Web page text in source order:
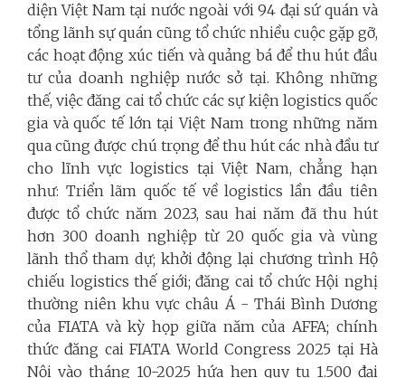
diện Việt Nam tại nước ngoài với 94 đại sứ quán và
tổng lãnh sự quán cũng tổ chức nhiều cuộc gặp gỡ,
các hoạt động xúc tiến và quảng bá để thu hút đầu
tư của doanh nghiệp nước sở tại. Không những
thế, việc đăng cai tổ chức các sự kiện logistics quốc
gia và quốc tế lớn tại Việt Nam trong những năm
qua cũng được chú trọng để thu hút các nhà đầu tư
cho lĩnh vực logistics tại Việt Nam, chẳng hạn
như: Triển lãm quốc tế về logistics lần đầu tiên
được tổ chức năm 2023, sau hai năm đã thu hút
hơn 300 doanh nghiệp từ 20 quốc gia và vùng
lãnh thổ tham dự; khởi động lại chương trình Hộ
chiếu logistics thế giới; đăng cai tổ chức Hội nghị
thường niên khu vực châu Á - Thái Bình Dương
của FIATA và kỳ họp giữa năm của AFFA; chính
thức đăng cai FIATA World Congress 2025 tại Hà
Nội vào tháng 10-2025 hứa hẹn quy tụ 1.500 đại